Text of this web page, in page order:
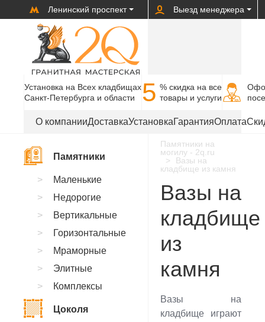
Ленинский проспект Выезд менеджера
Установка на Всех кладбищах
Санкт-Петербурга и области
5 % cкидка на все
товары и услуги
О компанииДоставкаУстановкаГарантияОплата
Памятники на
могилу - 2q.ru
Вазы на
кладбище из камня
Вазы на
кладбище
из
камня
Вазы на
кладбище играют
Памятники
Маленькие
Недорогие
Вертикальные
Горизонтальные
Мраморные
Элитные
Комплексы
Цоколя